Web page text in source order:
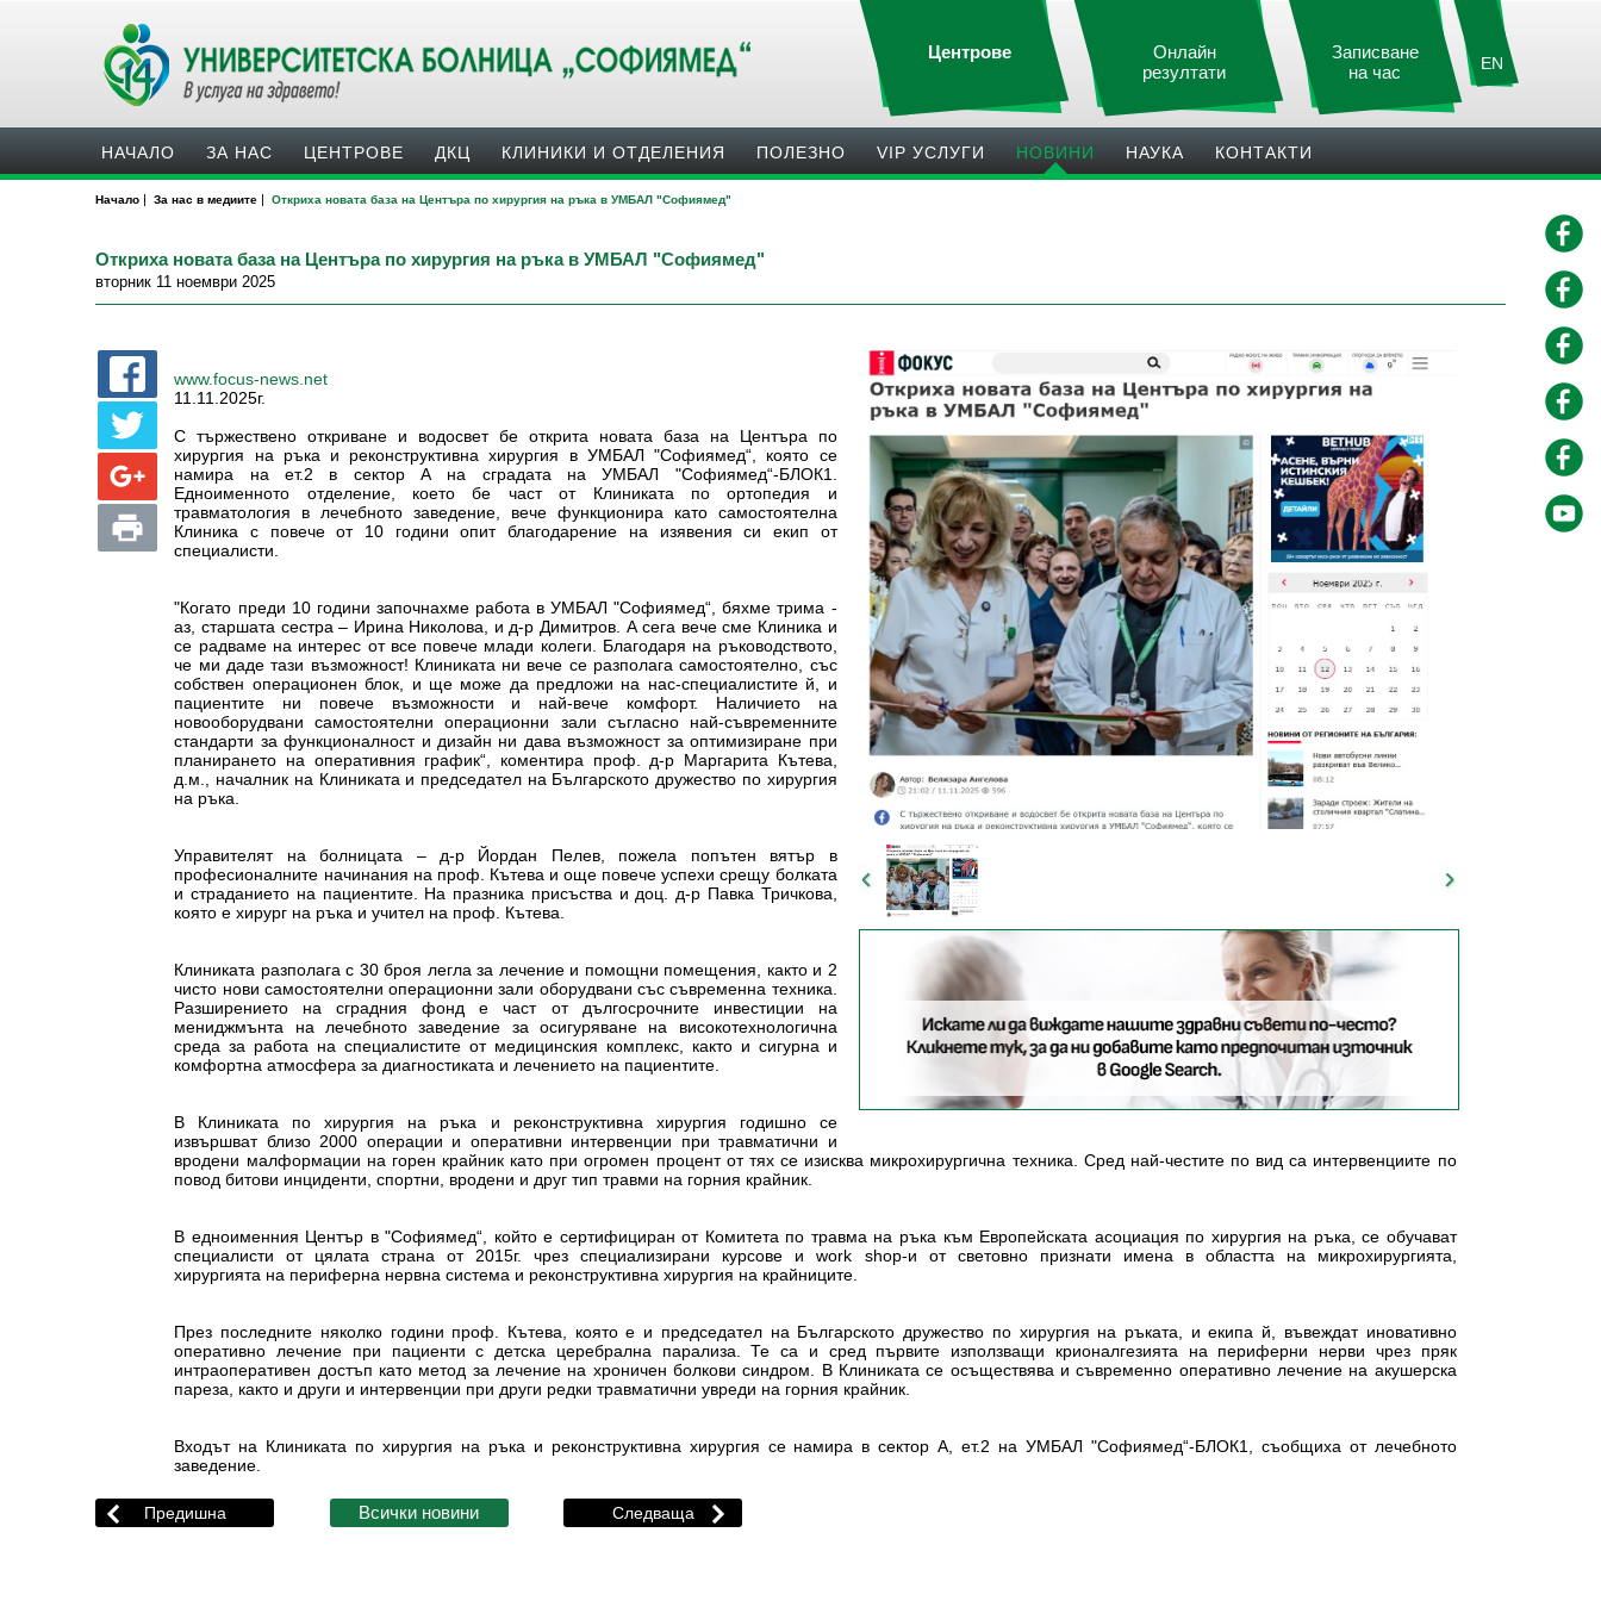
EN
Записване
на час
Онлайн
резултати
Центрове
НАЧАЛО ЗА НАС ЦЕНТРОВЕ ДКЦ КЛИНИКИ И ОТДЕЛЕНИЯ ПОЛЕЗНO VIP УСЛУГИ НОВИНИ НАУКА КОНТАКТИ
Начало | За нас в медиите | Откриха новата база на Центъра по хирургия на ръка в УМБАЛ "Софиямед"
Откриха новата база на Центъра по хирургия на ръка в УМБАЛ "Софиямед"
вторник 11 ноември 2025
www.focus-news.net
11.11.2025г.
С тържествено откриване и водосвет бе открита новата база на Центъра по
хирургия на ръка и реконструктивна хирургия в УМБАЛ "Софиямед“, която се
намира на ет.2 в сектор А на сградата на УМБАЛ "Софиямед“-БЛОК1.
Едноименното отделение, което бе част от Клиниката по ортопедия и
травматология в лечебното заведение, вече функционира като самостоятелна
Клиника с повече от 10 години опит благодарение на изявения си екип от
специалисти.
"Когато преди 10 години започнахме работа в УМБАЛ "Софиямед“, бяхме трима -
аз, старшата сестра – Ирина Николова, и д-р Димитров. А сега вече сме Клиника и
се радваме на интерес от все повече млади колеги. Благодаря на ръководството,
че ми даде тази възможност! Клиниката ни вече се разполага самостоятелно, със
собствен операционен блок, и ще може да предложи на нас-специалистите й, и
пациентите ни повече възможности и най-вече комфорт. Наличието на
новооборудвани самостоятелни операционни зали съгласно най-съвременните
стандарти за функционалност и дизайн ни дава възможност за оптимизиране при
планирането на оперативния график“, коментира проф. д-р Маргарита Кътева,
д.м., началник на Клиниката и председател на Българското дружество по хирургия
на ръка.
Управителят на болницата – д-р Йордан Пелев, пожела попътен вятър в
професионалните начинания на проф. Кътева и още повече успехи срещу болката
и страданието на пациентите. На празника присъства и доц. д-р Павка Тричкова,
която е хирург на ръка и учител на проф. Кътева.
Клиниката разполага с 30 броя легла за лечение и помощни помещения, както и 2
чисто нови самостоятелни операционни зали оборудвани със съвременна техника.
Разширението на сградния фонд е част от дългосрочните инвестиции на
мениджмънта на лечебното заведение за осигуряване на високотехнологична
среда за работа на специалистите от медицинския комплекс, както и сигурна и
комфортна атмосфера за диагностиката и лечението на пациентите.
В Клиниката по хирургия на ръка и реконструктивна хирургия годишно се
извършват близо 2000 операции и оперативни интервенции при травматични и
вродени малформации на горен крайник като при огромен процент от тях се изисква микрохирургична техника. Сред най-честите по вид са интервенциите по
повод битови инциденти, спортни, вродени и друг тип травми на горния крайник.
В едноименния Център в "Софиямед“, който е сертифициран от Комитета по травма на ръка към Европейската асоциация по хирургия на ръка, се обучават
специалисти от цялата страна от 2015г. чрез специализирани курсове и work shop-и от световно признати имена в областта на микрохирургията,
хирургията на периферна нервна система и реконструктивна хирургия на крайниците.
През последните няколко години проф. Кътева, която е и председател на Българското дружество по хирургия на ръката, и екипа й, въвеждат иновативно
оперативно лечение при пациенти с детска церебрална парализа. Те са и сред първите използващи крионалгезията на периферни нерви чрез пряк
интраоперативен достъп като метод за лечение на хроничен болкови синдром. В Клиниката се осъществява и съвременно оперативно лечение на акушерска
пареза, както и други и интервенции при други редки травматични увреди на горния крайник.
Входът на Клиниката по хирургия на ръка и реконструктивна хирургия се намира в сектор А, ет.2 на УМБАЛ "Софиямед“-БЛОК1, съобщиха от лечебното
заведение.